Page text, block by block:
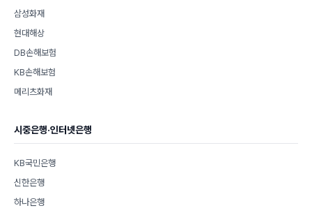
삼성화재
현대해상
DB손해보험
KB손해보험
메리츠화재
시중은행·인터넷은행
KB국민은행
신한은행
하나은행